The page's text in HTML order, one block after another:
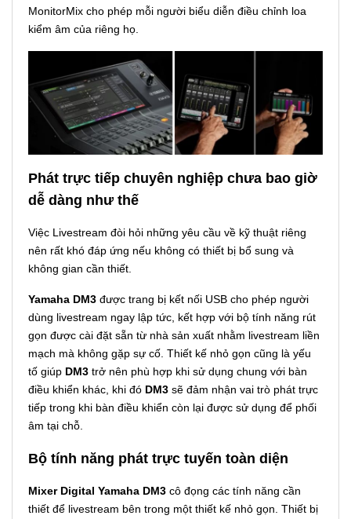
MonitorMix cho phép mỗi người biểu diễn điều chỉnh loa
kiểm âm của riêng họ.
Phát trực tiếp chuyên nghiệp chưa bao giờ
dễ dàng như thế
Việc Livestream đòi hỏi những yêu cầu về kỹ thuật riêng
nên rất khó đáp ứng nếu không có thiết bị bổ sung và
không gian cần thiết.
Yamaha DM3 được trang bị kết nối USB cho phép người
dùng livestream ngay lập tức, kết hợp với bộ tính năng rút
gọn được cài đặt sẵn từ nhà sản xuất nhằm livestream liền
mạch mà không gặp sự cố. Thiết kế nhỏ gọn cũng là yếu
tố giúp DM3 trở nên phù hợp khi sử dụng chung với bàn
điều khiển khác, khi đó DM3 sẽ đảm nhận vai trò phát trực
tiếp trong khi bàn điều khiển còn lại được sử dụng để phối
âm tại chỗ.
Bộ tính năng phát trực tuyến toàn diện
Mixer Digital Yamaha DM3 cô đọng các tính năng cần
thiết để livestream bên trong một thiết kế nhỏ gọn. Thiết bị